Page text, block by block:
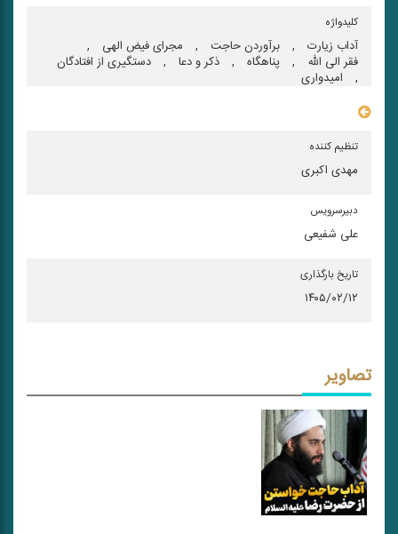
کلیدواژه
آداب زیارت , برآوردن حاجت , مجرای فیض الهی
,
فقر الی الله
, پناهگاه , ذكر و دعا ,
دستگیری از افتادگان
,
امیدواری
تنظیم کننده
مهدی اکبری
دبیرسرویس
علی شفیعی
تاریخ بارگذاری
۱۴۰۵/۰۲/۱۲
تصاویر